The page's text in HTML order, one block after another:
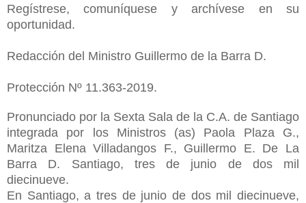
Regístrese, comuníquese y archívese en su
oportunidad.
Redacción del Ministro Guillermo de la Barra D.
Protección Nº 11.363-2019.
Pronunciado por la Sexta Sala de la C.A. de Santiago
integrada por los Ministros (as) Paola Plaza G.,
Maritza Elena Villadangos F., Guillermo E. De La
Barra D. Santiago, tres de junio de dos mil
diecinueve.
En Santiago, a tres de junio de dos mil diecinueve,